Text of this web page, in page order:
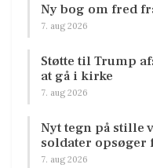
Ny bog om fred
7. aug 2026
Støtte til Trump
at gå i kirke
7. aug 2026
Nyt tegn på stille
soldater
7. aug 2026